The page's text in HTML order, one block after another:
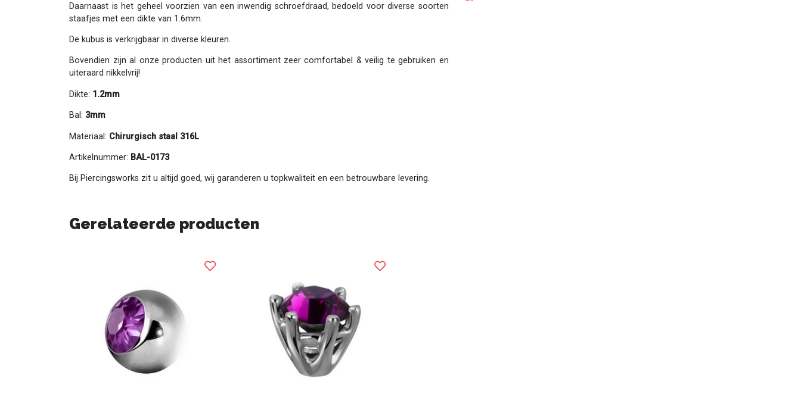
Daarnaast is het geheel voorzien van een inwendig schroefdraad, bedoeld voor diverse soorten
staafjes met een dikte van 1.6mm.
De kubus is verkrijgbaar in diverse kleuren.
Bovendien zijn al onze producten uit het assortiment zeer comfortabel & veilig te gebruiken en
uiteraard nikkelvrij!
Dikte: 1.2mm
Bal: 3mm
Materiaal: Chirurgisch staal 316L
Artikelnummer: BAL-0173
Bij Piercingsworks zit u altijd goed, wij garanderen u topkwaliteit en een betrouwbare levering.
Gerelateerde producten